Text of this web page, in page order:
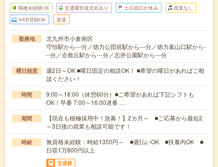
職種未経験OK 交通費別途支給あり 土日祝日が休み 残業なし
WEB登録OK 派遣
勤務地
北九州市小倉南区
守恒駅から---分／徳力公団前駅から---分／徳力嵐山口駅から-
--分／企救丘駅から---分／志井公園駅から---分
曜日頻度
週2日～OK ■曜日固定の相談OK！ ■希望の曜日があればご相
談ください！
時間
9:00～18:00（休憩60分）■ご希望があれば下記シフトも
OK！早番 7:00～16:00遅番 …
期間
【現在も積極採用中！急募！】2カ月～ ■ご応募から最短2
～3日後の就業も相談可能です！
時給
無資格未経験：時給1350円～ ■週払いOK ■扶養内OK ■
日収1万800円以上
交通費